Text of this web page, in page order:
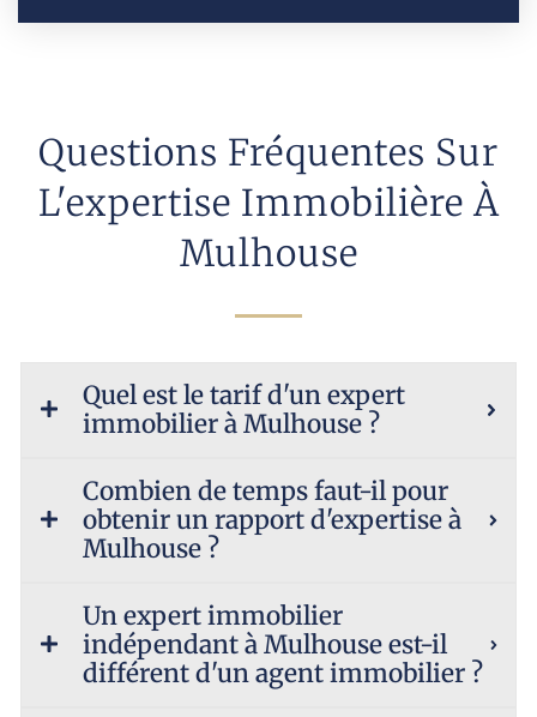
Questions Fréquentes Sur
L'expertise Immobilière À
Mulhouse
Quel est le tarif d'un expert
immobilier à Mulhouse ?
Combien de temps faut-il pour
obtenir un rapport d'expertise à
Mulhouse ?
Un expert immobilier
indépendant à Mulhouse est-il
différent d'un agent immobilier ?